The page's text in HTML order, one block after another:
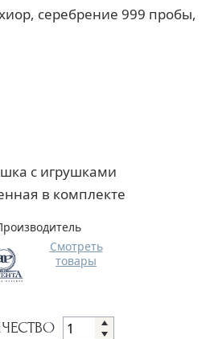
серебрение 999 пробы,
с игрушками
в комплекте
Смотреть
товары